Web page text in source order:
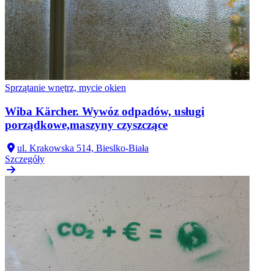
Sprzątanie wnętrz, mycie okien
Wiba Kärcher. Wywóz odpadów, usługi
porządkowe,maszyny czyszczące
ul. Krakowska 514, Bieslko-Biała
Szczegóły